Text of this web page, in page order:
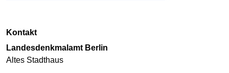
Kontakt
Landesdenkmalamt Berlin
Altes Stadthaus